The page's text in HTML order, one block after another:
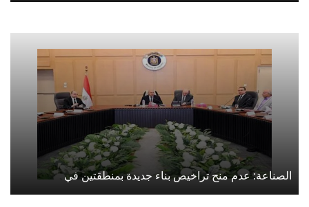
الصناعة: عدم منح تراخيص بناء جديدة بمنطقتين في